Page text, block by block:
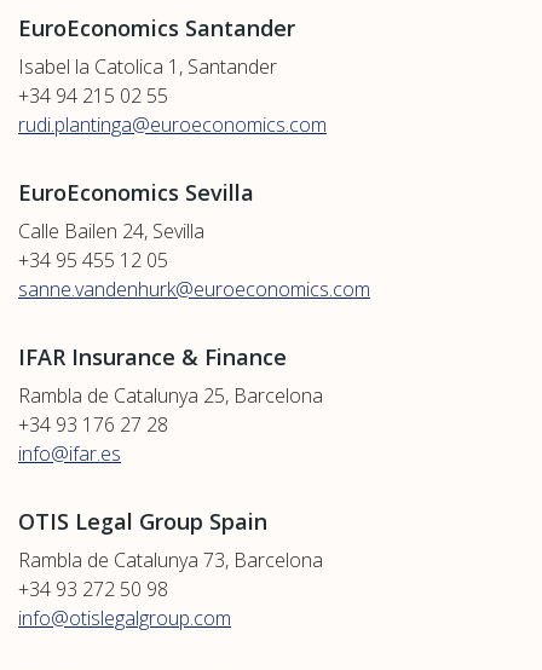
EuroEconomics Santander
Isabel la Catolica 1, Santander
+34 94 215 02 55
rudi.plantinga@euroeconomics.com
EuroEconomics Sevilla
Calle Bailen 24, Sevilla
+34 95 455 12 05
sanne.vandenhurk@euroeconomics.com
IFAR Insurance & Finance
Rambla de Catalunya 25, Barcelona
+34 93 176 27 28
info@ifar.es
OTIS Legal Group Spain
Rambla de Catalunya 73, Barcelona
+34 93 272 50 98
info@otislegalgroup.com